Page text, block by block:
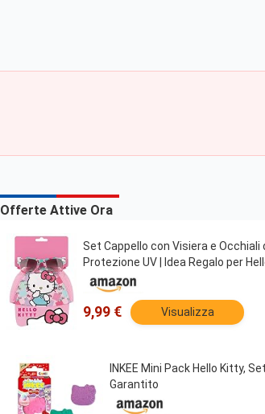
Offerte Attive Ora
Set Cappello con Visiera e
Protezione UV | Idea Regalo per
9,99 € Visualizza
INKEE Mini Pack Hello Kitty,
Garantito